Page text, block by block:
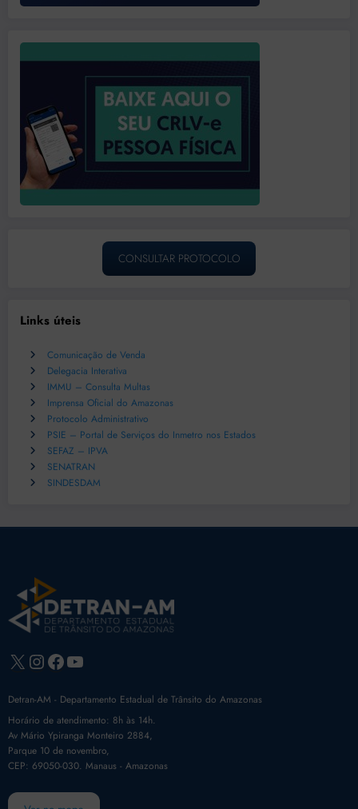
CONSULTAR PROTOCOLO
Links úteis
Comunicação de Venda
Delegacia Interativa
IMMU – Consulta Multas
Imprensa Oficial do Amazonas
Protocolo Administrativo
PSIE – Portal de Serviços do Inmetro nos Estados
SEFAZ – IPVA
SENATRAN
SINDESDAM
X Instagram
Facebook
Youtube
Detran-AM - Departamento Estadual de Trânsito do Amazonas
Horário de atendimento: 8h às 14h.
Av Mário Ypiranga Monteiro 2884,
Parque 10 de novembro,
CEP: 69050-030. Manaus - Amazonas